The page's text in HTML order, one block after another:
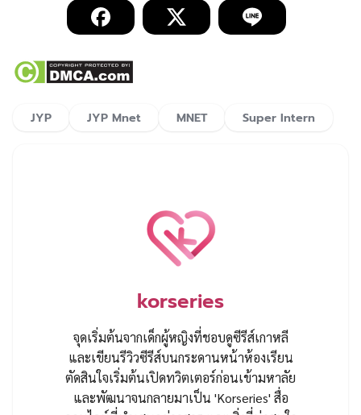
JYP JYP Mnet MNET Super Intern
korseries
จุดเริ่มต้นจากเด็กผู้หญิงที่ชอบดูซีรีส์เกาหลี
และเขียนรีวิวซีรีส์บนกระดานหน้าห้องเรียน
ตัดสินใจเริ่มต้นเปิดทวิตเตอร์ก่อนเข้ามหาลัย
และพัฒนาจนกลายมาเป็น 'Korseries' สื่อ